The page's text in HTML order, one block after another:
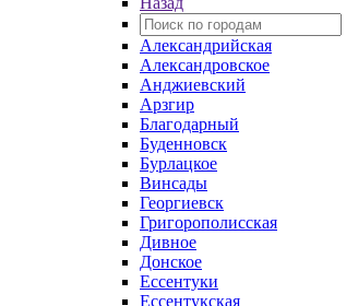
Александрийская
Александровское
Анджиевский
Арзгир
Благодарный
Буденновск
Бурлацкое
Винсады
Георгиевск
Григорополисская
Дивное
Донское
Ессентуки
Ессентукская